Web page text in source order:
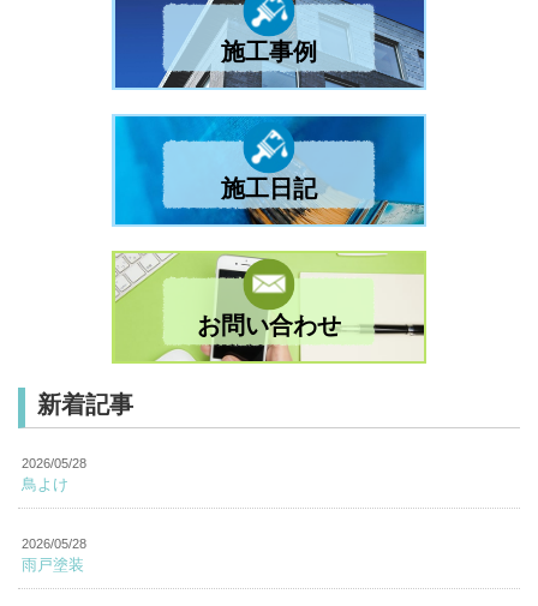
施工事例
施工日記
お問い合わせ
新着記事
2026/05/28
鳥よけ
2026/05/28
雨戸塗装